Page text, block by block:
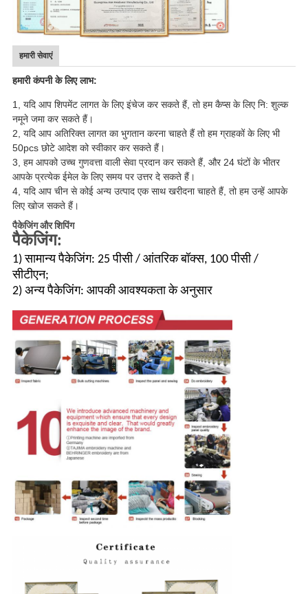
हमारी सेवाएं
हमारी कंपनी के लिए लाभ:
1, यदि आप शिपमेंट लागत के लिए इंचेज कर सकते हैं, तो हम कैप्स के लिए नि: शुल्क
नमूने जमा कर सकते हैं।
2, यदि आप अतिरिक्त लागत का भुगतान करना चाहते हैं तो हम ग्राहकों के लिए भी
50pcs छोटे आदेश को स्वीकार कर सकते हैं।
3, हम आपको उच्च गुणवत्ता वाली सेवा प्रदान कर सकते हैं, और 24 घंटों के भीतर
आपके प्रत्येक ईमेल के लिए समय पर उत्तर दे सकते हैं।
4, यदि आप चीन से कोई अन्य उत्पाद एक साथ खरीदना चाहते हैं, तो हम उन्हें आपके
लिए खोज सकते हैं।
पैकेजिंग और शिपिंग
पैकेजिंग:
1) सामान्य पैकेजिंग: 25 पीसी / आंतरिक बॉक्स, 100 पीसी /
सीटीएन;
2) अन्य पैकेजिंग: आपकी आवश्यकता के अनुसार